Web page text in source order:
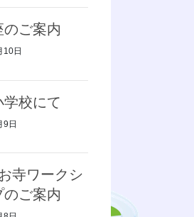
のご案内
10日
学校にて
9日
寺ワークシ
のご案内